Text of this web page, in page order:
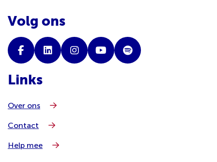
Volg ons
Links
Over ons
Contact
Help mee